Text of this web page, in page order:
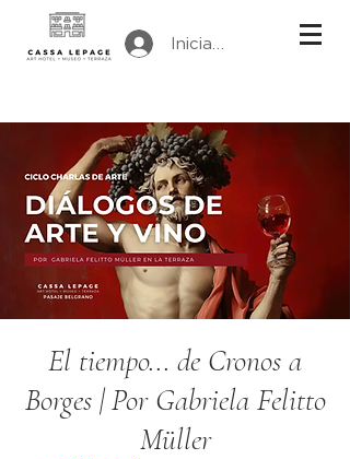
Iniciar sesión
El tiempo... de Cronos a
Borges | Por Gabriela Felitto
Müller